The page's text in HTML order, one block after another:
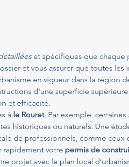
et spécifiques que chaque
et vous assurer que toutes les
en vigueur dans la région
d'une superficie supérieure
et efficacité.
à le Rouret. Par exemple,
historiques ou naturels. Une
de professionnels, comme ceux
rapidement votre permis de
projet avec le plan local